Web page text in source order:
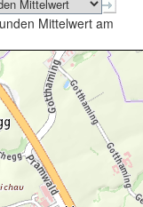
Mittelwert am